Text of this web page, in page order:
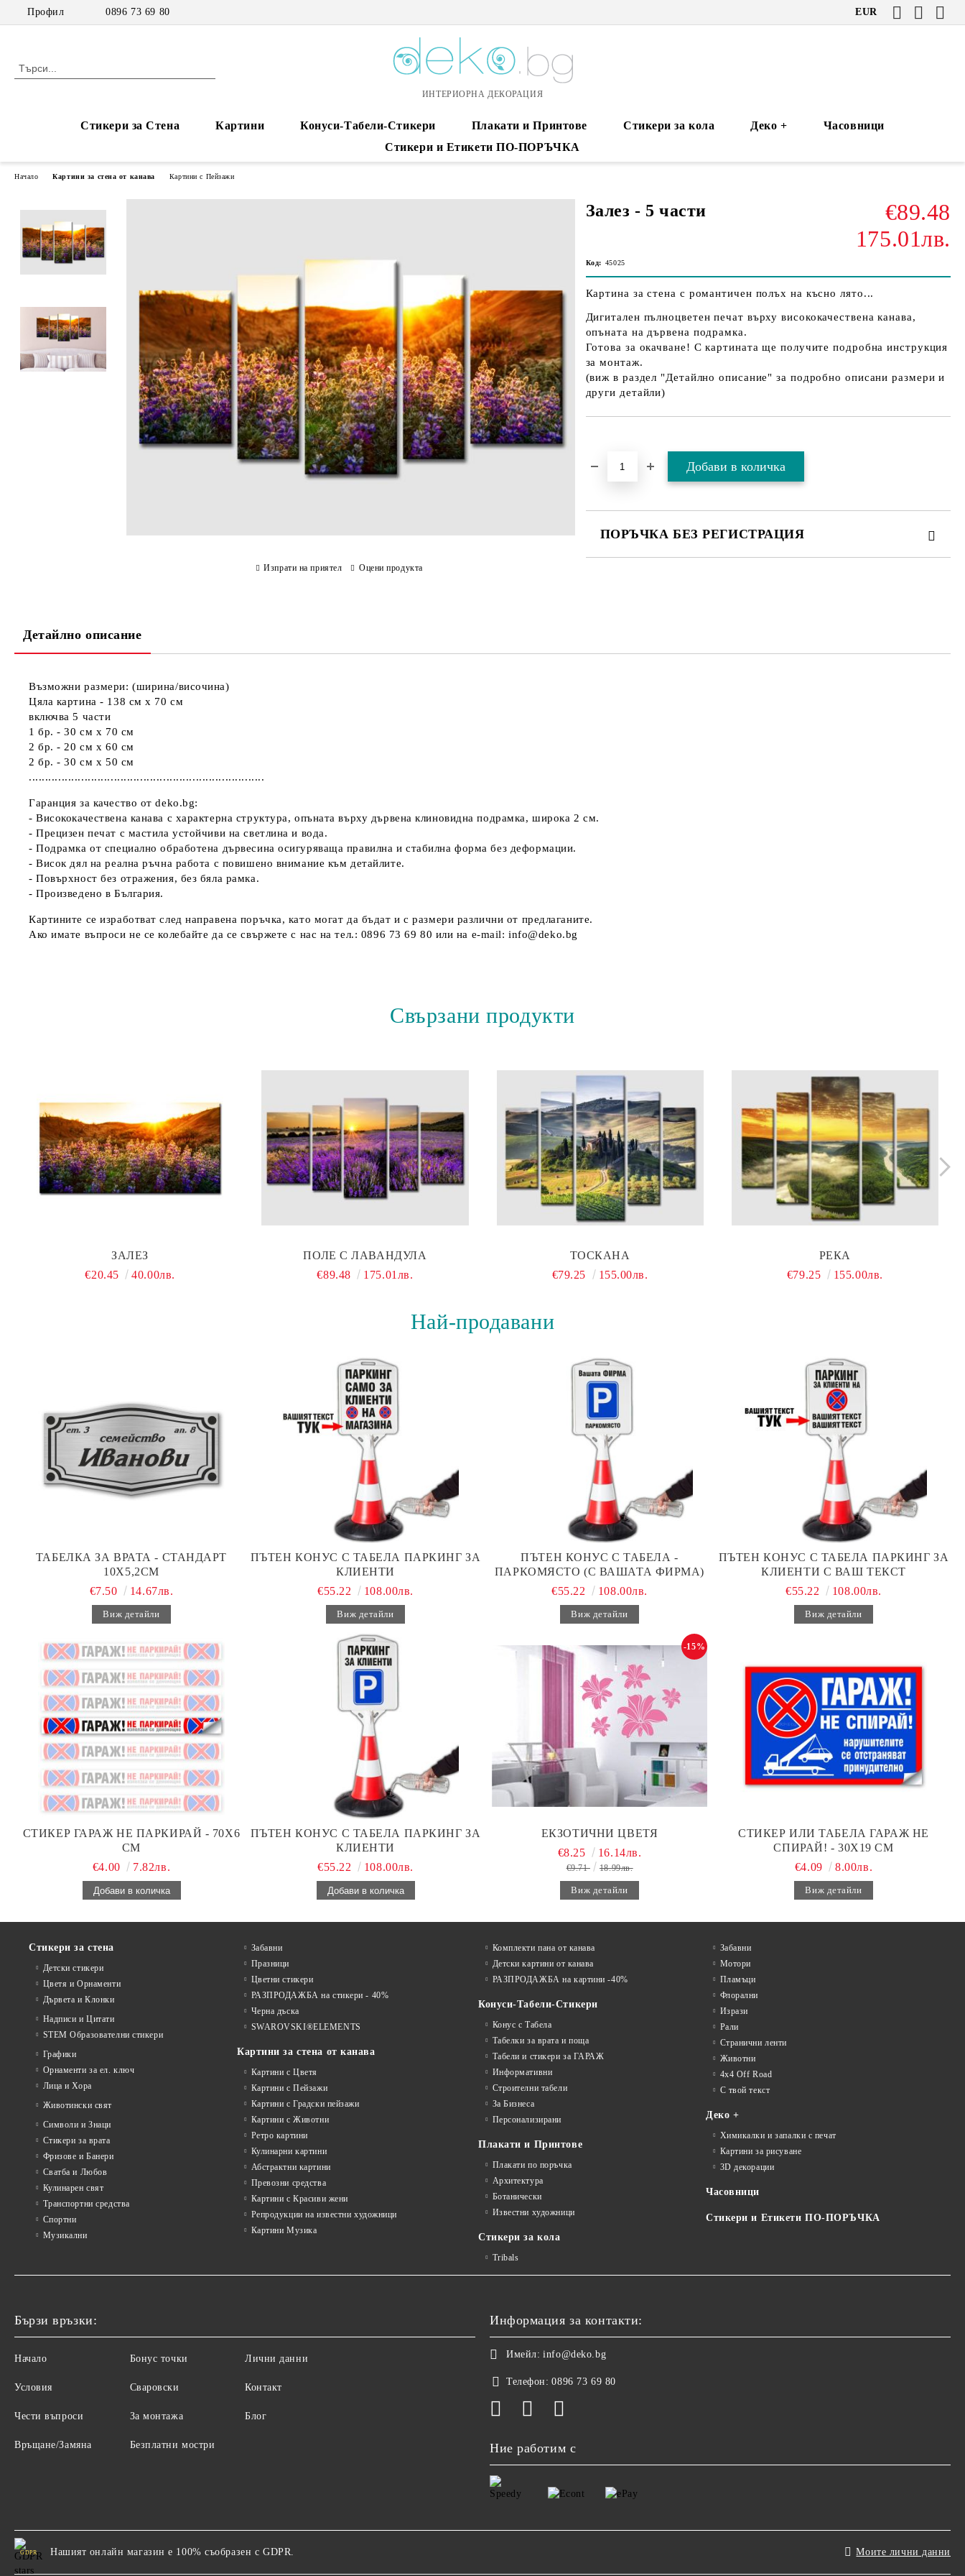
Профил 0896 73 69 80 EUR
ИНТЕРИОРНА ДЕКОРАЦИЯ
Стикери за Стена Картини Конуси-Табели-Стикери Плакати и Принтове Стикери за кола Деко +
Часовници
Стикери и Етикети ПО-ПОРЪЧКА
Начало Картини за стена от канава Картини с Пейзажи
Залез - 5 части
€89.48
175.01лв.
Код: 45025
Картина за стена с романтичен полъх на късно лято...
Дигитален пълноцветен печат върху висококачествена канава,
опъната на дървена подрамка.
Готова за окачване! С картината ще получите подробна инструкция
за монтаж.
(виж в раздел "Детайлно описание" за подробно описани размери и
други детайли)
ПОРЪЧКА БЕЗ РЕГИСТРАЦИЯ
Изпрати на приятел Оцени продукта
Детайлно описание
Възможни размери: (ширина/височина)
Цяла картина - 138 см х 70 см
включва 5 части
1 бр. - 30 см х 70 см
2 бр. - 20 см х 60 см
2 бр. - 30 см х 50 см
........................................................................
Гаранция за качество от deko.bg:
- Висококачествена канава с характерна структура, опъната върху дървена клиновидна подрамка, широка 2 см.
- Прецизен печат с мастила устойчиви на светлина и вода.
- Подрамка от специално обработена дървесина осигуряваща правилна и стабилна форма без деформации.
- Висок дял на реална ръчна работа с повишено внимание към детайлите.
- Повърхност без отражения, без бяла рамка.
- Произведено в България.
Картините се изработват след направена поръчка, като могат да бъдат и с размери различни от предлаганите.
Ако имате въпроси не се колебайте да се свържете с нас на тел.: 0896 73 69 80 или на e-mail: info@deko.bg
Свързани продукти
ЗАЛЕЗ
€20.45
40.00лв.
ПОЛЕ С ЛАВАНДУЛА
€89.48
175.01лв.
ТОСКАНА
€79.25
155.00лв.
РЕКА
€79.25
155.00лв.
Най-продавани
ТАБЕЛКА ЗА ВРАТА - СТАНДАРТ
10Х5,2СМ
€7.50
14.67лв.
Виж детайли
ПЪТЕН КОНУС С ТАБЕЛА ПАРКИНГ ЗА
КЛИЕНТИ
€55.22
108.00лв.
Виж детайли
ПЪТЕН КОНУС С ТАБЕЛА -
ПАРКОМЯСТО (С ВАШАТА ФИРМА)
€55.22
108.00лв.
Виж детайли
ПЪТЕН КОНУС С ТАБЕЛА ПАРКИНГ ЗА
КЛИЕНТИ С ВАШ ТЕКСТ
€55.22
108.00лв.
Виж детайли
СТИКЕР ГАРАЖ НЕ ПАРКИРАЙ - 70Х6
СМ
€4.00
7.82лв.
ПЪТЕН КОНУС С ТАБЕЛА ПАРКИНГ ЗА
КЛИЕНТИ
€55.22
108.00лв.
ЕКЗОТИЧНИ ЦВЕТЯ
-15%
€8.25 16.14лв.
€9.71 18.99лв.
Виж детайли
СТИКЕР ИЛИ ТАБЕЛА ГАРАЖ НЕ
СПИРАЙ! - 30Х19 СМ
€4.09
8.00лв.
Виж детайли
Стикери за стена
Детски стикери
Цветя и Орнаменти
Дървета и Клонки
Надписи и Цитати
STEM Образователни стикери
Графики
Орнаменти за ел. ключ
Лица и Хора
Животински свят
Символи и Знаци
Стикери за врата
Фризове и Банери
Сватба и Любов
Кулинарен свят
Транспортни средства
Спортни
Музикални
Забавни
Празници
Цветни стикери
РАЗПРОДАЖБА на стикери - 40%
Черна дъска
SWAROVSKI®ELEMENTS
Картини за стена от канава
Картини с Цветя
Картини с Пейзажи
Картини с Градски пейзажи
Картини с Животни
Ретро картини
Кулинарни картини
Абстрактни картини
Превозни средства
Картини с Красиви жени
Репродукции на известни художници
Картини Музика
Комплекти пана от канава
Детски картини от канава
РАЗПРОДАЖБА на картини -40%
Конуси-Табели-Стикери
Конус с Табела
Табелки за врата и поща
Табели и стикери за ГАРАЖ
Информативни
Строителни табели
За Бизнеса
Персонализирани
Плакати и Принтове
Плакати по поръчка
Архитектура
Ботанически
Известни художници
Стикери за кола
Tribals
Забавни
Мотори
Пламъци
Флорални
Изрази
Рали
Странични ленти
Животни
4x4 Off Road
С твой текст
Деко +
Химикалки и запалки с печат
Картини за рисуване
3D декорации
Часовници
Стикери и Етикети ПО-ПОРЪЧКА
Бързи връзки:
Начало
Условия
Чести въпроси
Връщане/Замяна
Бонус точки
Сваровски
За монтажа
Безплатни мостри
Лични данни
Контакт
Блог
Информация за контакти:
Имейл: info@deko.bg
Телефон: 0896 73 69 80
Ние работим с
GDPR Нашият онлайн магазин е 100% съобразен с GDPR. Моите лични данни